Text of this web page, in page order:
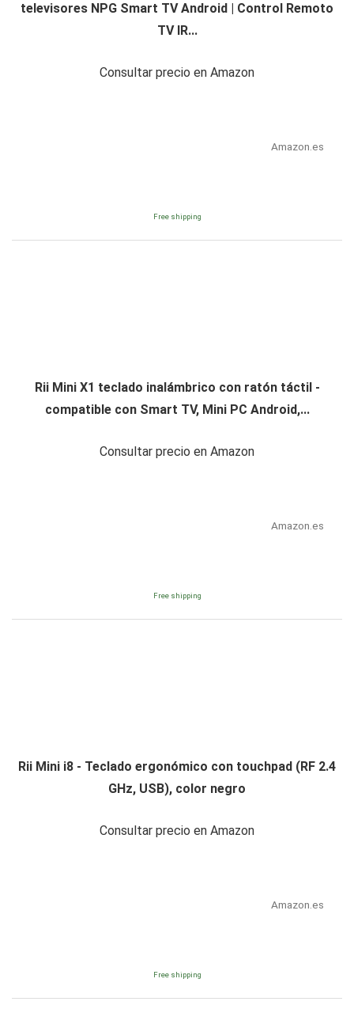
televisores NPG Smart TV Android | Control Remoto
TV IR...
Consultar precio en Amazon
Amazon.es
Free shipping
Rii Mini X1 teclado inalámbrico con ratón táctil -
compatible con Smart TV, Mini PC Android,...
Consultar precio en Amazon
Amazon.es
Free shipping
Rii Mini i8 - Teclado ergonómico con touchpad (RF 2.4
GHz, USB), color negro
Consultar precio en Amazon
Amazon.es
Free shipping